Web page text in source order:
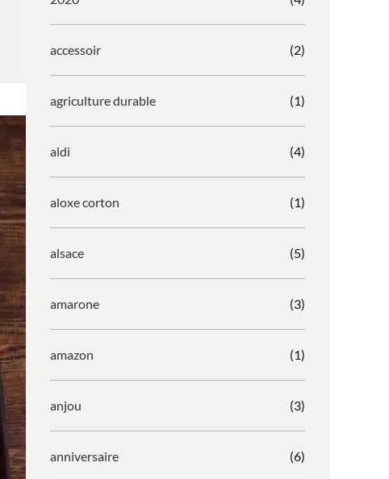
accessoir (2)
agriculture durable (1)
aldi (4)
aloxe corton (1)
alsace (5)
amarone (3)
amazon (1)
anjou (3)
anniversaire (6)